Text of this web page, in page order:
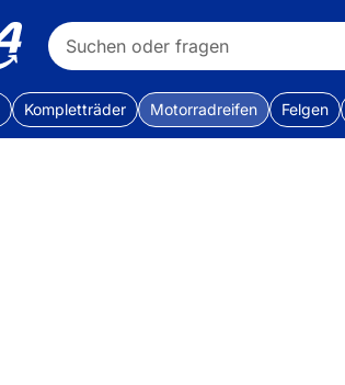
Kompletträder Motorradreifen Felgen